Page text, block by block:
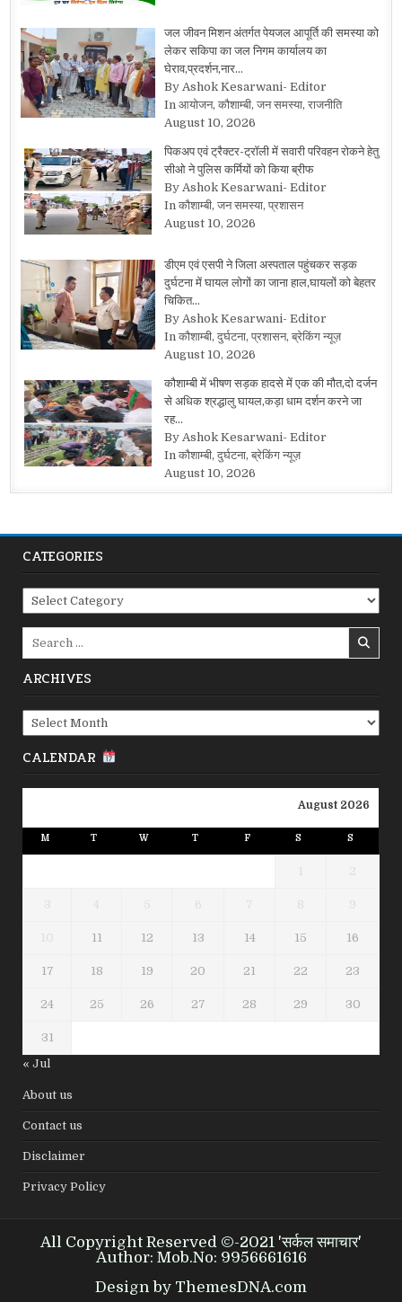
जल जीवन मिशन अंतर्गत पेयजल आपूर्ति की समस्या को
लेकर सकिपा का जल निगम कार्यालय का
घेराव,प्रदर्शन,नार…
By Ashok Kesarwani- Editor
In आयोजन, कौशाम्बी, जन समस्या, राजनीति
August 10, 2026
पिकअप एवं ट्रैक्टर-ट्रॉली में सवारी परिवहन रोकने हेतु
सीओ ने पुलिस कर्मियों को किया ब्रीफ
By Ashok Kesarwani- Editor
In कौशाम्बी, जन समस्या, प्रशासन
August 10, 2026
डीएम एवं एसपी ने जिला अस्पताल पहुंचकर सड़क
दुर्घटना में घायल लोगों का जाना हाल,घायलों को बेहतर
चिकित…
By Ashok Kesarwani- Editor
In कौशाम्बी, दुर्घटना, प्रशासन, ब्रेकिंग न्यूज़
August 10, 2026
कौशाम्बी में भीषण सड़क हादसे में एक की मौत,दो दर्जन
से अधिक श्रद्धालु घायल,कड़ा धाम दर्शन करने जा
रह…
By Ashok Kesarwani- Editor
In कौशाम्बी, दुर्घटना, ब्रेकिंग न्यूज़
August 10, 2026
CATEGORIES
Categories
ARCHIVES
Archives
CALENDAR
August 2026
M T W T F S S
1 2
3 4 5 6 7 8 9
10 11 12 13 14 15 16
17 18 19 20 21 22 23
24 25 26 27 28 29 30
31
« Jul
About us
Contact us
Disclaimer
Privacy Policy
All Copyright Reserved ©-2021 'सर्कल समाचार'
Author: Mob.No: 9956661616
Design by ThemesDNA.com